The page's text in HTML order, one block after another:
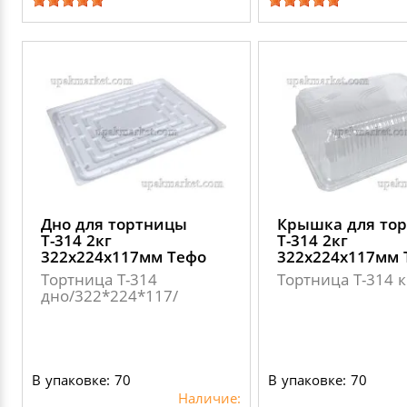
Дно для тортницы
Т-314 2кг
322х224х117мм Тефо
Тортница Т-314
дно/322*224*117/
В упаковке: 70
Наличие:
Крышка для
Т-314 2кг
322х224х117мм
Тортница Т-314
В упаковке: 70